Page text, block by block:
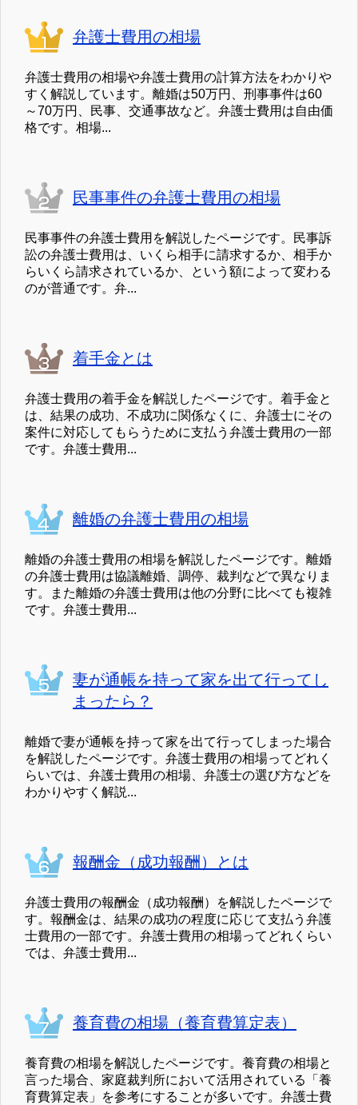
弁護士費用の相場
弁護士費用の相場や弁護士費用の計算方法をわかりや
すく解説しています。離婚は50万円、刑事事件は60
～70万円、民事、交通事故など。弁護士費用は自由価
格です。相場...
民事事件の弁護士費用の相場
民事事件の弁護士費用を解説したページです。民事訴
訟の弁護士費用は、いくら相手に請求するか、相手か
らいくら請求されているか、という額によって変わる
のが普通です。弁...
着手金とは
弁護士費用の着手金を解説したページです。着手金と
は、結果の成功、不成功に関係なくに、弁護士にその
案件に対応してもらうために支払う弁護士費用の一部
です。弁護士費用...
離婚の弁護士費用の相場
離婚の弁護士費用の相場を解説したページです。離婚
の弁護士費用は協議離婚、調停、裁判などで異なりま
す。また離婚の弁護士費用は他の分野に比べても複雑
です。弁護士費用...
妻が通帳を持って家を出て行ってし
まったら？
離婚で妻が通帳を持って家を出て行ってしまった場合
を解説したページです。弁護士費用の相場ってどれく
らいでは、弁護士費用の相場、弁護士の選び方などを
わかりやすく解説...
報酬金（成功報酬）とは
弁護士費用の報酬金（成功報酬）を解説したページで
す。報酬金は、結果の成功の程度に応じて支払う弁護
士費用の一部です。弁護士費用の相場ってどれくらい
では、弁護士費用...
養育費の相場（養育費算定表）
養育費の相場を解説したページです。養育費の相場と
言った場合、家庭裁判所において活用されている「養
育費算定表」を参考にすることが多いです。弁護士費